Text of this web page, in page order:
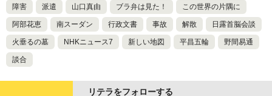
障害 派遣 山口真由 ブラ弁は見た！ この世界の片隅に
阿部花恵 南スーダン 行政文書 事故 解散 日露首脳会談
火垂るの墓 NHKニュース7 新しい地図 平昌五輪 野間易通
談合
リテラをフォローする